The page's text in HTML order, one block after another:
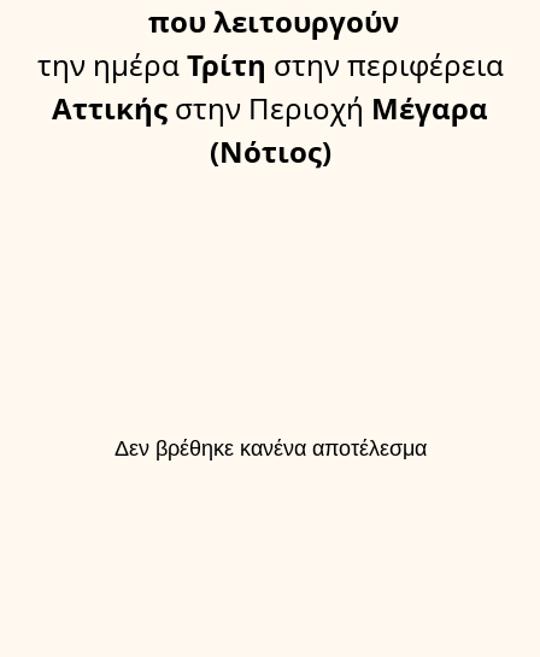
που λειτουργούν
την ημέραΤρίτη στην περιφέρεια
Αττικής στην Περιοχή Μέγαρα
(Νότιος)
Δεν βρέθηκε κανένα αποτέλεσμα